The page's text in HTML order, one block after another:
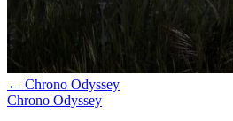
← Chrono Odyssey
Chrono Odyssey